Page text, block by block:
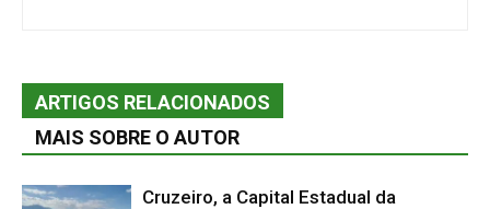
ARTIGOS RELACIONADOS
MAIS SOBRE O AUTOR
Cruzeiro, a Capital Estadual da